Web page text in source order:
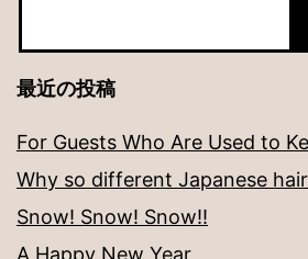
最近の投稿
For Guests Who Are Used to
Why so different Japanese
Snow! Snow! Snow!!